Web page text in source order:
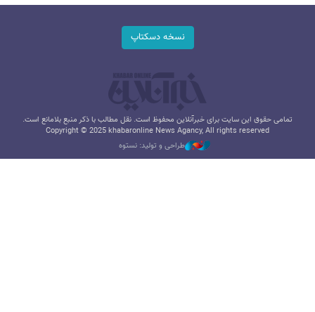
نسخه دسکتاپ
تمامی حقوق این سایت برای خبرآنلاین محفوظ است. نقل مطالب با ذکر منبع بلامانع است.
Copyright © 2025 khabaronline News Agancy, All rights reserved
طراحی و تولید: نستوه